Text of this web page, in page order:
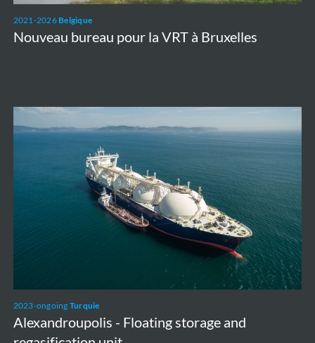
2021-2026Belgique
Nouveau bureau pour la VRT à Bruxelles
à
Bruxelles
2023-ongoing Turquie
Alexandroupolis - Floating storage and
Alexandroupolis
-
storage
regasification